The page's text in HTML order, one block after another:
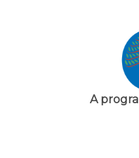
A